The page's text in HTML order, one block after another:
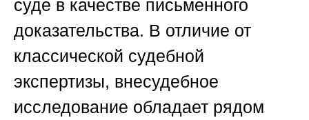
суде в качестве письменного
доказательства. В отличие от
классической судебной
экспертизы, внесудебное
исследование обладает рядом